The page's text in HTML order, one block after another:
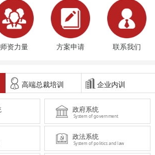
师资力量 方案申请 联系我们
高端总裁培训 企业内训
政府系统
System of government
政法系统
System of politics and law